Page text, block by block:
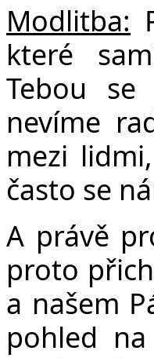
Modlitba:
které
Tebou
nevíme
mezi
často se
A právě
proto
a našem
pohled